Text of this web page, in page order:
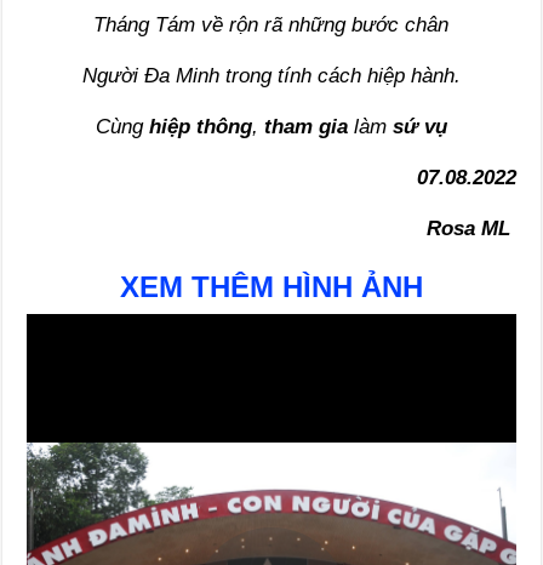
Tháng Tám về rộn rã những bước chân
Người Đa Minh trong tính cách hiệp hành.
Cùng hiệp thông, tham gialàm sứ vụ
07.08.2022
Rosa ML
XEM THÊM HÌNH ẢNH